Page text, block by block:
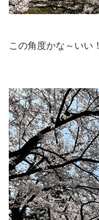
この角度かな～いい！